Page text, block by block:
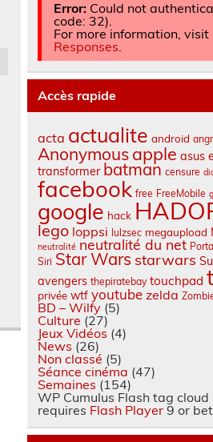
Error: Could not
code: 32).
For more information, visit
Responses
Accès rapide
acta actualite android
Anonymousapple asus
transformer batman censure
facebook free FreeMobile
google hack
lego loppsi lulzsec megaupload
neutralité neutralité du net Portal
Siri Star Wars starwars
avengers thepiratebay touchpad
privée wtf youtube zelda
BD – Wilfy (5)
Culture (27)
Jeux Vidéos (4)
News (26)
Non classé (5)
Séance cinéma (47)
Semaines (154)
WP Cumulus Flash tag cloud
requires Flash Player 9 or